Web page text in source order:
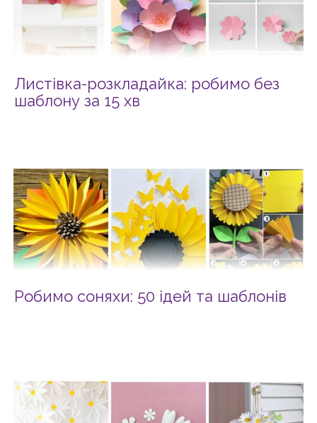
Листівка-розкладайка: робимо без
шаблону за 15 хв
Робимо соняхи: 50 ідей та шаблонів